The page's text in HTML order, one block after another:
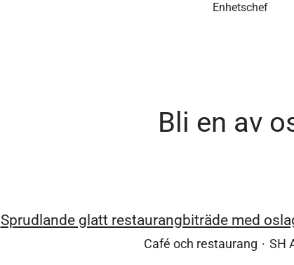
Enhetschef
Bli en av
Sprudlande glatt restaurangbiträde med
Café och restaurang · SH